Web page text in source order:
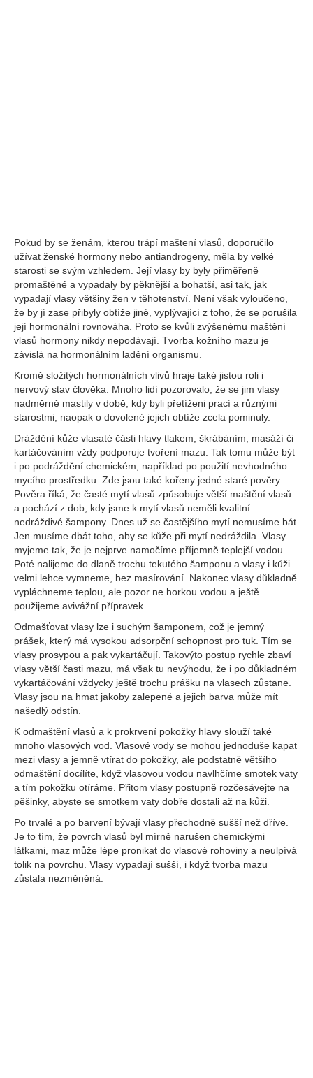
Pokud by se ženám, kterou trápí maštení vlasů, doporučilo
užívat ženské hormony nebo antiandrogeny, měla by velké
starosti se svým vzhledem. Její vlasy by byly přiměřeně
promaštěné a vypadaly by pěknější a bohatší, asi tak, jak
vypadají vlasy většiny žen v těhotenství. Není však vyloučeno,
že by jí zase přibyly obtíže jiné, vyplývající z toho, že se porušila
její hormonální rovnováha. Proto se kvůli zvýšenému maštění
vlasů hormony nikdy nepodávají. Tvorba kožního mazu je
závislá na hormonálním ladění organismu.
Kromě složitých hormonálních vlivů hraje také jistou roli i
nervový stav člověka. Mnoho lidí pozorovalo, že se jim vlasy
nadměrně mastily v době, kdy byli přetíženi prací a různými
starostmi, naopak o dovolené jejich obtíže zcela pominuly.
Dráždění kůže vlasaté části hlavy tlakem, škrábáním, masáží či
kartáčováním vždy podporuje tvoření mazu. Tak tomu může být
i po podráždění chemickém, například po použití nevhodného
mycího prostředku. Zde jsou také kořeny jedné staré pověry.
Pověra říká, že časté mytí vlasů způsobuje větší maštění vlasů
a pochází z dob, kdy jsme k mytí vlasů neměli kvalitní
nedráždivé šampony. Dnes už se častějšího mytí nemusíme bát.
Jen musíme dbát toho, aby se kůže při mytí nedráždila. Vlasy
myjeme tak, že je nejprve namočíme příjemně teplejší vodou.
Poté nalijeme do dlaně trochu tekutého šamponu a vlasy i kůži
velmi lehce vymneme, bez masírování. Nakonec vlasy důkladně
vypláchneme teplou, ale pozor ne horkou vodou a ještě
použijeme avivážní přípravek.
Odmašťovat vlasy lze i suchým šamponem, což je jemný
prášek, který má vysokou adsorpční schopnost pro tuk. Tím se
vlasy prosypou a pak vykartáčují. Takovýto postup rychle zbaví
vlasy větší časti mazu, má však tu nevýhodu, že i po důkladném
vykartáčování vždycky ještě trochu prášku na vlasech zůstane.
Vlasy jsou na hmat jakoby zalepené a jejich barva může mít
našedlý odstín.
K odmaštění vlasů a k prokrvení pokožky hlavy slouží také
mnoho vlasových vod. Vlasové vody se mohou jednoduše kapat
mezi vlasy a jemně vtírat do pokožky, ale podstatně většího
odmaštění docílíte, když vlasovou vodou navlhčíme smotek vaty
a tím pokožku otíráme. Přitom vlasy postupně rozčesávejte na
pěšinky, abyste se smotkem vaty dobře dostali až na kůži.
Po trvalé a po barvení bývají vlasy přechodně sušší než dříve.
Je to tím, že povrch vlasů byl mírně narušen chemickými
látkami, maz může lépe pronikat do vlasové rohoviny a neulpívá
tolik na povrchu. Vlasy vypadají sušší, i když tvorba mazu
zůstala nezměněná.